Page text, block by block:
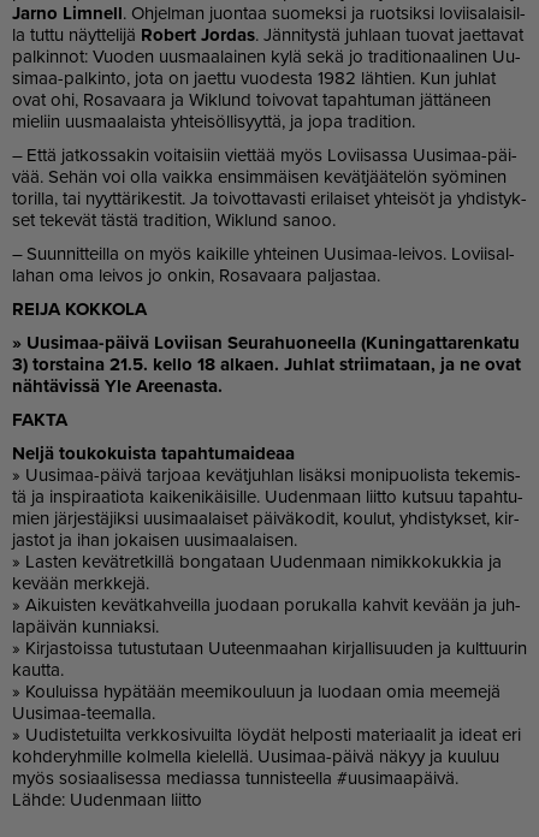
Jar­no Lim­nell. Oh­jel­man juon­taa suo­mek­si ja ruot­sik­si lo­vii­sa­lai­sil­
la tut­tu näyt­te­li­jä Ro­bert Jor­das. Jän­ni­tys­tä juh­laan tuo­vat ja­et­ta­vat
pal­kin­not: Vuo­den uus­maa­lai­nen kylä sekä jo tra­di­ti­o­naa­li­nen Uu­
si­maa-pal­kin­to, jota on ja­et­tu vuo­des­ta 1982 läh­tien. Kun juh­lat
ovat ohi, Ro­sa­vaa­ra ja Wik­lund toi­vo­vat ta­pah­tu­man jät­tä­neen
mie­liin uus­maa­lais­ta yh­tei­söl­li­syyt­tä, ja jopa tra­di­ti­on.
– Et­tä jat­kos­sa­kin voi­tai­siin viet­tää myös Lo­vii­sas­sa Uu­si­maa-päi­
vää. Se­hän voi ol­la vaik­ka en­sim­mäi­sen ke­vät­jää­te­lön syö­mi­nen
to­ril­la, tai nyyt­tä­ri­kes­tit. Ja toi­vot­ta­vas­ti eri­lai­set yh­tei­söt ja yh­dis­tyk­
set te­ke­vät täs­tä tra­di­ti­on, Wik­lund sa­noo.
– Suun­nit­teil­la on myös kai­kil­le yh­tei­nen Uu­si­maa-lei­vos. Lo­vii­sal­
la­han oma lei­vos jo on­kin, Ro­sa­vaa­ra pal­jas­taa.
REI­JA KOK­KO­LA
» Uu­si­maa-päi­vä Lo­vii­san Seu­ra­huo­neel­la (Ku­nin­gat­ta­ren­ka­tu
3) tors­tai­na 21.5. kel­lo 18 al­ka­en. Juh­lat strii­ma­taan, ja ne ovat
näh­tä­vis­sä Yle Aree­nas­ta.
FAK­TA
Nel­jä tou­ko­kuis­ta ta­pah­tu­mai­de­aa
» Uu­si­maa-päi­vä tar­jo­aa ke­vät­juh­lan li­säk­si mo­ni­puo­lis­ta te­ke­mis­
tä ja ins­pi­raa­ti­o­ta kai­ke­ni­käi­sil­le. Uu­den­maan liit­to kut­suu ta­pah­tu­
mien jär­jes­tä­jik­si uu­si­maa­lai­set päi­vä­ko­dit, kou­lut, yh­dis­tyk­set, kir­
jas­tot ja ihan jo­kai­sen uu­si­maa­lai­sen.
» Las­ten ke­vät­ret­kil­lä bon­ga­taan Uu­den­maan ni­mik­ko­kuk­kia ja
ke­vään merk­ke­jä.
» Ai­kuis­ten ke­vät­kah­veil­la juo­daan po­ru­kal­la kah­vit ke­vään ja juh­
la­päi­vän kun­ni­ak­si.
» Kir­jas­tois­sa tu­tus­tu­taan Uu­teen­maa­han kir­jal­li­suu­den ja kult­tuu­rin
kaut­ta.
» Kou­luis­sa hy­pä­tään mee­mi­kou­luun ja luo­daan omia mee­me­jä
Uu­si­maa-tee­mal­la.
» Uu­dis­te­tuil­ta verk­ko­si­vuil­ta löy­dät hel­pos­ti ma­te­ri­aa­lit ja ide­at eri
koh­de­ryh­mil­le kol­mel­la kie­lel­lä. Uu­si­maa-päi­vä nä­kyy ja kuu­luu
myös so­si­aa­li­ses­sa me­di­as­sa tun­nis­teel­la #uu­si­maa­päi­vä.
Läh­de: Uu­den­maan liit­to